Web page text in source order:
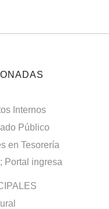
Internos
Público
en Tesorería
Portal ingresa